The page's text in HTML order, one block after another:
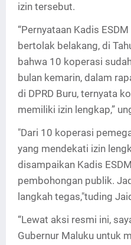
izin tersebut.
“Pernyataan Kadis
bertolak belakang, di
bahwa 10 koperasi
bulan kemarin, dalam
di DPRD Buru, ternyata
memiliki izin lengkap,”
"Dari 10 koperasi
yang mendekati izin
disampaikan Kadis
pembohongan publik.
langkah tegas,"tuding
“Lewat aksi resmi ini,
Gubernur Maluku untuk